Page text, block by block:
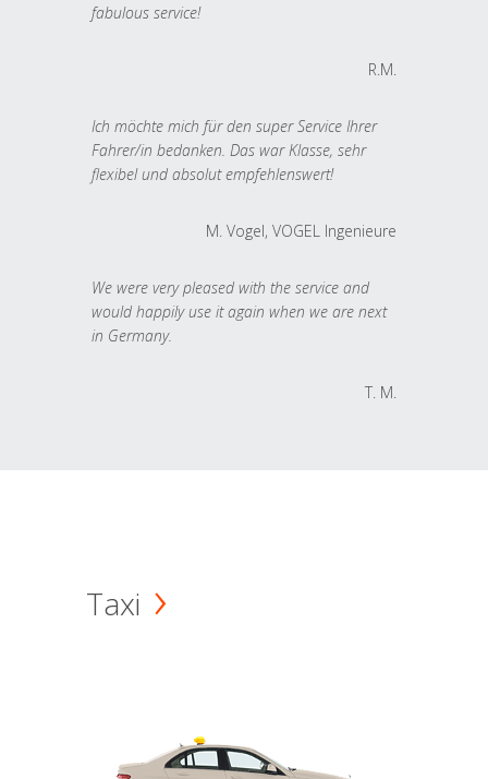
fabulous service!
R.M.
Ich möchte mich für den super Service Ihrer
Fahrer/in bedanken. Das war Klasse, sehr
flexibel und absolut empfehlenswert!
M. Vogel, VOGEL Ingenieure
We were very pleased with the service and
would happily use it again when we are next
in Germany.
T. M.
Taxi